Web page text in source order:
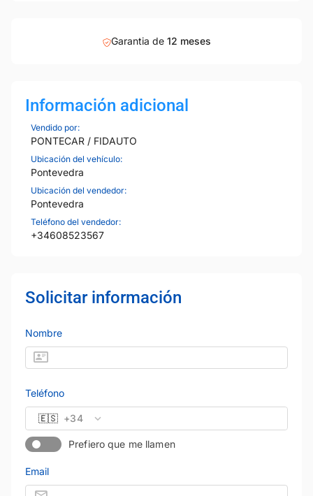
Garantia de 12 meses
Información adicional
Vendido por:
PONTECAR / FIDAUTO
Ubicación del vehículo:
Pontevedra
Ubicación del vendedor:
Pontevedra
Teléfono del vendedor:
+34608523567
Solicitar información
Nombre
Teléfono
🇪🇸 +34
Prefiero que me llamen
Email